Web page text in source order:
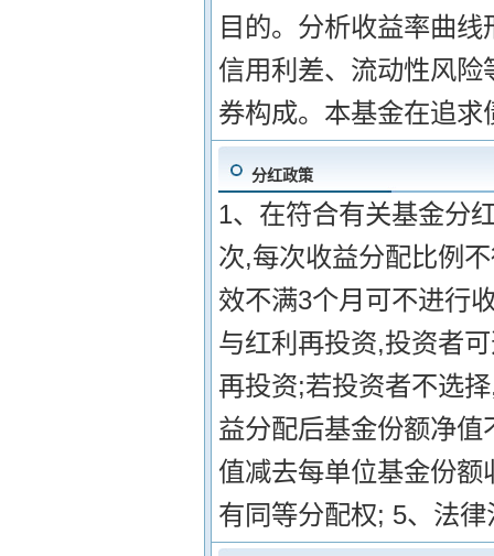
目的。分析收益率曲
信用利差、流动性风
券构成。本基金在追
分红政策
1、在符合有关基金分
次,每次收益分配比例
效不满3个月可不进行
与红利再投资,投资者
再投资;若投资者不选
益分配后基金份额净
值减去每单位基金份
有同等分配权; 5、法